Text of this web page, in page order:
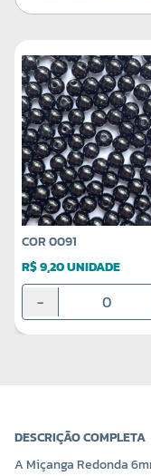
COR 0091
R$ 9,20 UNIDADE
-
DESCRIÇÃO COMPLETA
A Miçanga Redonda